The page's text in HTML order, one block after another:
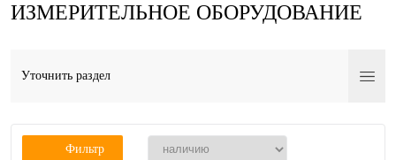
ИЗМЕРИТЕЛЬНОЕ ОБОРУДОВАНИЕ
Уточнить раздел
Фильтр